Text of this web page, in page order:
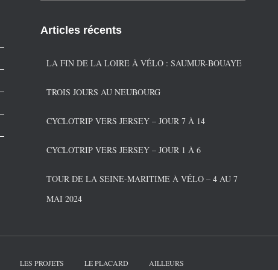
é
gArticles récents
LA FIN DE LA LOIRE À VÉLO : SAUMUR-BOUAYE
TROIS JOURS AU NEUBOURG
CYCLOTRIP VERS JERSEY – JOUR 7 À 14
CYCLOTRIP VERS JERSEY – JOUR 1 À 6
TOUR DE LA SEINE-MARITIME À VÉLO – 4 AU 7
MAI 2024
LES PROJETS LE PLACARD AILLEURS